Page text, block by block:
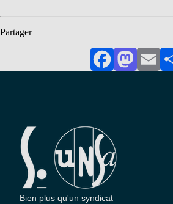
Partager
FacebookMastodon
Email
Bien plus qu'un syndicat